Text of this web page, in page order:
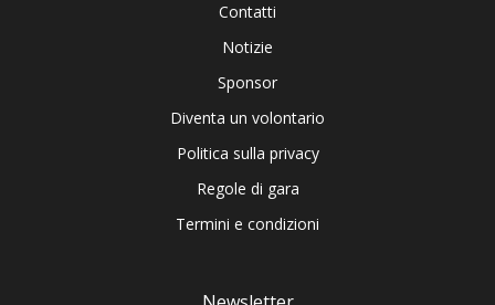
Contatti
Notizie
Sponsor
Diventa un volontario
Politica sulla privacy
Regole di gara
Termini e condizioni